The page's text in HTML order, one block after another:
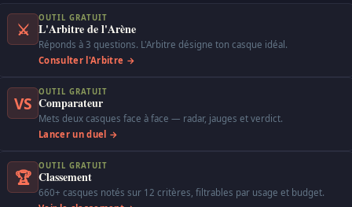
⚔
OUTIL GRATUIT
L'Arbitre de l'Arène
Réponds à 3 questions. L'Arbitre désigne ton casque idéal.
Consulter l'Arbitre →
VS
OUTIL GRATUIT
Comparateur
Mets deux casques face à face — radar, jauges et verdict.
Lancer un duel →
🏆
OUTIL GRATUIT
Classement
660+ casques notés sur 12 critères, filtrables par usage et budget.